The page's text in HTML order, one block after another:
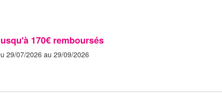
170€ remboursés
29/07/2026 au 29/09/2026